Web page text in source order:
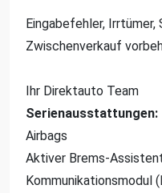
Eingabefehler,
Zwischenverkauf
Ihr Direktauto Team
Serienausstattungen:
Airbags
Aktiver Brems-
Kommunikationsmodul